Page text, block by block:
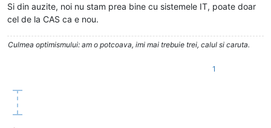
Si din auzite, noi nu stam prea bine cu sistemele IT, poate doar
cel de la CAS ca e nou.
Culmea optimismului: am o potcoava, imi mai trebuie trei, calul si caruta.
1